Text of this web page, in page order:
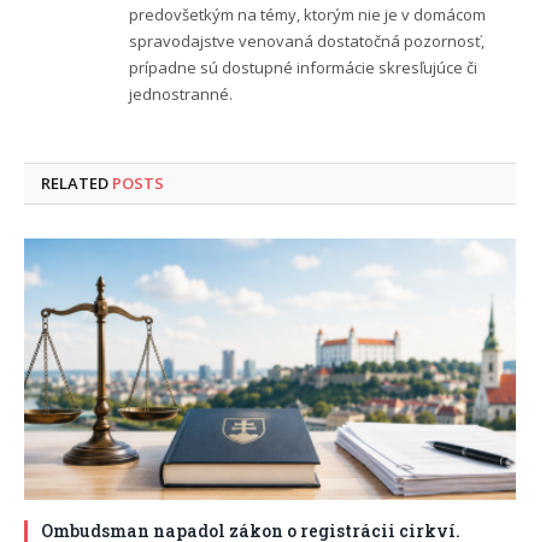
predovšetkým na témy, ktorým nie je v domácom
spravodajstve venovaná dostatočná pozornosť,
prípadne sú dostupné informácie skresľujúce či
jednostranné.
RELATED POSTS
Ombudsman napadol zákon o registrácii cirkví.